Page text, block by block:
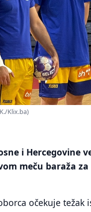
Klix.ba)
i Hercegovine
meču baraža
očekuje težak